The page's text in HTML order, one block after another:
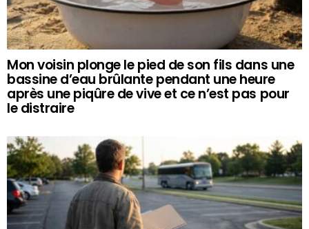
Mon voisin plonge le pied de son fils dans une
bassine d’eau brûlante pendant une heure
après une piqûre de vive et ce n’est pas pour
le distraire